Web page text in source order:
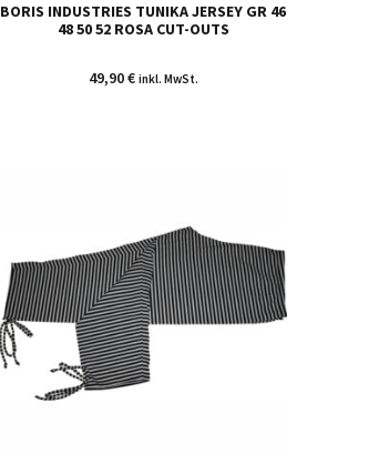
BORIS INDUSTRIES TUNIKA JERSEY GR 46
48 50 52 ROSA CUT-OUTS
49,90€ inkl. MwSt.